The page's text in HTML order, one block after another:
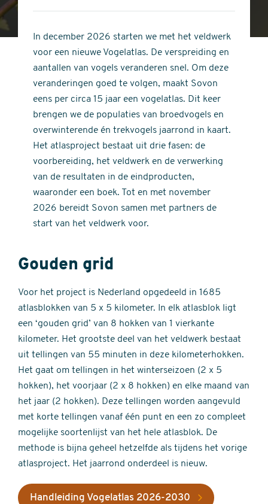
stars
of
stars
In december 2026 starten we met het veldwerk
voor een nieuwe Vogelatlas. De verspreiding en
aantallen van vogels veranderen snel. Om deze
veranderingen goed te volgen, maakt Sovon
eens per circa 15 jaar een vogelatlas. Dit keer
brengen we de populaties van broedvogels en
overwinterende én trekvogels jaarrond in kaart.
Het atlasproject bestaat uit drie fasen: de
voorbereiding, het veldwerk en de verwerking
van de resultaten in de eindproducten,
waaronder een boek. Tot en met november
2026 bereidt Sovon samen met partners de
start van het veldwerk voor.
Gouden grid
Voor het project is Nederland opgedeeld in 1685
atlasblokken van 5 x 5 kilometer. In elk atlasblok ligt
een ‘gouden grid’ van 8 hokken van 1 vierkante
kilometer. Het grootste deel van het veldwerk bestaat
uit tellingen van 55 minuten in deze kilometerhokken.
Het gaat om tellingen in het winterseizoen (2 x 5
hokken), het voorjaar (2 x 8 hokken) en elke maand van
het jaar (2 hokken). Deze tellingen worden aangevuld
met korte tellingen vanaf één punt en een zo compleet
mogelijke soortenlijst van het hele atlasblok. De
methode is bijna geheel hetzelfde als tijdens het vorige
atlasproject. Het jaarrond onderdeel is nieuw.
Handleiding Vogelatlas 2026-2030